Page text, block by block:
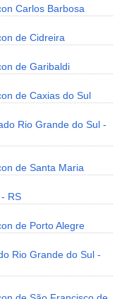
Carlos Barbosa
de Cidreira
de Garibaldi
de Caxias do Sul
Rio Grande do Sul -
de Santa Maria
RS
de Porto Alegre
Rio Grande do Sul -